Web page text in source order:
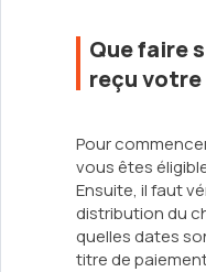
Que faire
reçu votre
Pour
vous êtes
Ensuite, il faut
distribution du
quelles dates
titre de